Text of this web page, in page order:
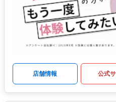
店舗情報 公式